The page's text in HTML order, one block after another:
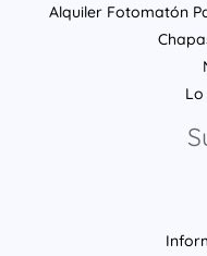
Alquiler Fotomatón